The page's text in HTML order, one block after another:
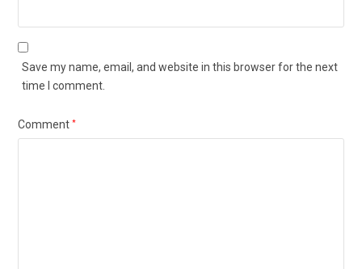
Save my name, email, and website in this browser for the next
time I comment.
Comment*